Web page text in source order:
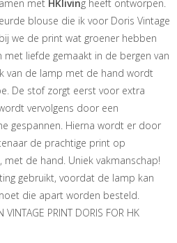
met HKliving heeft ontworpen.
blouse die ik voor Doris Vintage
we de print wat groener hebben
liefde gemaakt in de bergen van
van de lamp met de hand wordt
De stof zorgt eerst voor extra
vervolgens door een
gespannen. Hierna wordt er door
de prachtige print op
de hand. Uniek vakmanschap!
gebruikt, voordat de lamp kan
die apart worden besteld.
VINTAGE PRINT DORIS FOR HK